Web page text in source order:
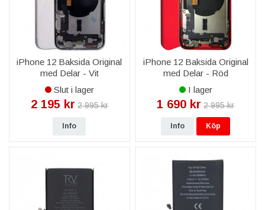
iPhone 12 Baksida Original
med Delar - Vit
Slut i lager
2 195 kr 2 995 kr
Info
iPhone 12 Baksida Original
med Delar - Röd
I lager
1 690 kr 2 995 kr
Info Köp